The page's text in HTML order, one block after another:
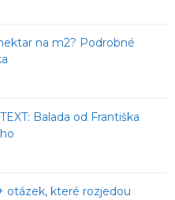
na m2? Podrobné
Balada od Františka
otázek, které rozjedou